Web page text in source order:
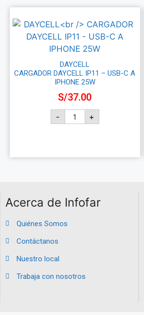
DAYCELL
CARGADOR DAYCELL IP11 – USB-C A
IPHONE 25W
S/37.00
- +
Acerca de Infofar
Quiénes Somos
Contáctanos
Nuestro local
Trabaja con nosotros